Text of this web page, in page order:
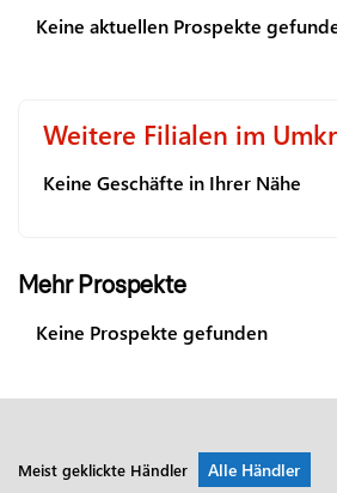
Weitere Filialen im
Keine Geschäfte in Ihrer Nähe
Keine aktuellen Prospekte
Mehr Prospekte
Keine Prospekte gefunden
Meist geklickte Händler Alle Händler